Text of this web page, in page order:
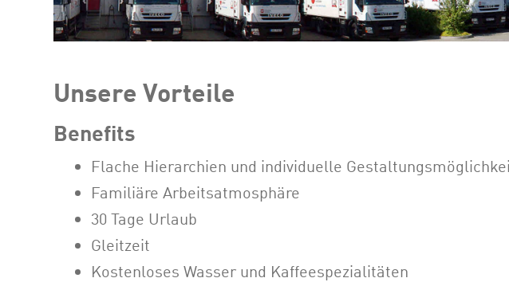
Unsere Vorteile
Benefits
Flache Hierarchien und individuelle
Familiäre Arbeitsatmosphäre
30 Tage Urlaub
Gleitzeit
Kostenloses Wasser und Kaffeespezialitäten